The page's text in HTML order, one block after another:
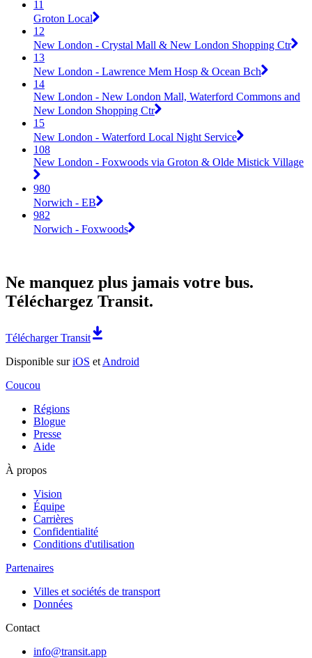
11
Groton Local
12
New London - Crystal Mall & New London Shopping Ctr
13
New London - Lawrence Mem Hosp & Ocean Bch
14
New London - New London Mall, Waterford Commons and
New London Shopping Ctr
15
New London - Waterford Local Night Service
108
New London - Foxwoods via Groton & Olde Mistick Village
980
Norwich - EB
982
Norwich - Foxwoods
Ne manquez plus jamais votre bus.
Téléchargez Transit.
Télécharger Transit
Disponible suriOS et Android
Coucou
Régions
Blogue
Presse
Aide
À propos
Vision
Équipe
Carrières
Confidentialité
Conditions d'utilisation
Partenaires
Villes et sociétés de transport
Données
Contact
info@transit.app